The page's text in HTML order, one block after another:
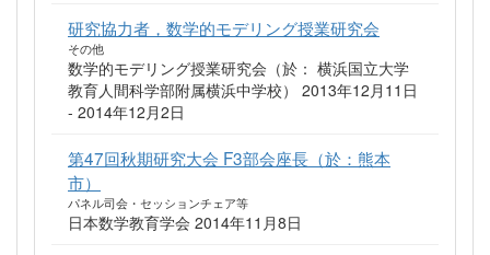
研究協力者，数学的モデリング授業研究会
その他
数学的モデリング授業研究会（於： 横浜国立大学
教育人間科学部附属横浜中学校） 2013年12月11日
- 2014年12月2日
第47回秋期研究大会 F3部会座長（於：熊本
市）
パネル司会・セッションチェア等
日本数学教育学会 2014年11月8日